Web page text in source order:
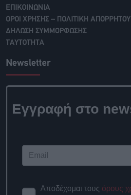
ΕΠΙΚΟΙΝΩΝΙΑ
ΟΡΟΙ ΧΡΗΣΗΣ – ΠΟΛΙΤΙΚΗ ΑΠΟΡΡΗΤΟΥ
ΔΗΛΩΣΗ ΣΥΜΜΟΡΦΩΣΗΣ
ΤΑΥΤΟΤΗΤΑ
Newsletter
Εγγραφή στο